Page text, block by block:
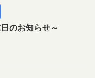
のお知らせ～